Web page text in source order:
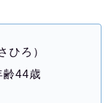
ひろ）
齢44歳